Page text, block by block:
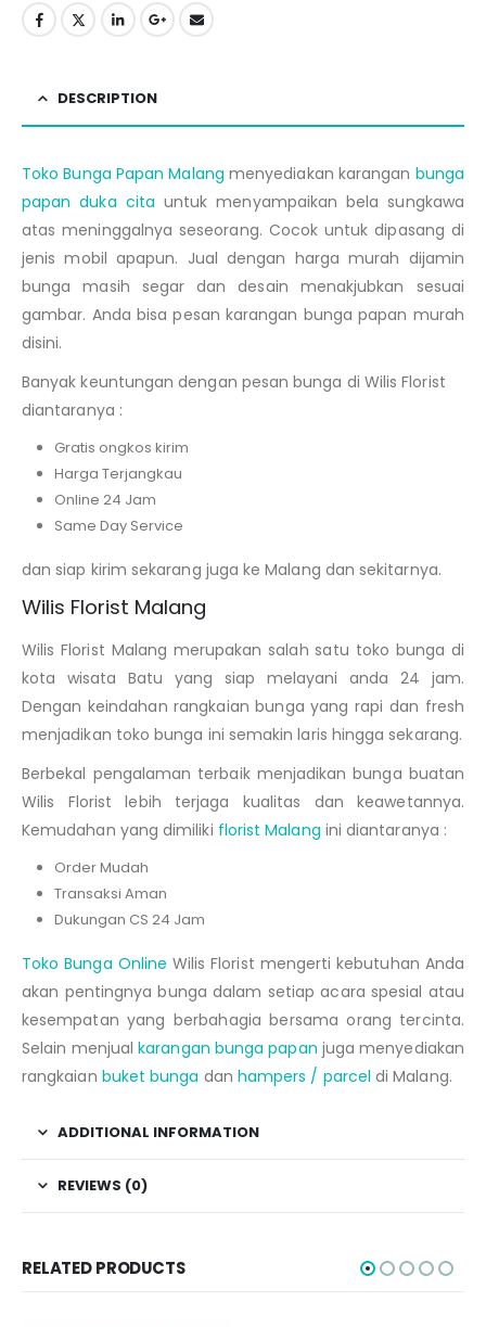
DESCRIPTION
Toko Bunga Papan Malang menyediakan karangan bunga
papan duka cita untukmenyampaikan bela sungkawa
atas meninggalnya seseorang. Cocok untuk dipasang di
jenis mobil apapun. Jual dengan harga murah dijamin
bunga masih segar dan desain menakjubkan sesuai
gambar. Anda bisa pesan karangan bunga papan murah
disini.
Banyak keuntungan dengan pesan bunga di Wilis Florist
diantaranya :
Gratis ongkos kirim
Harga Terjangkau
Online 24 Jam
Same Day Service
dan siap kirim sekarang juga ke Malang dan sekitarnya.
Wilis Florist Malang
Wilis Florist Malang merupakan salah satu toko bunga di
kota wisata Batu yang siap melayani anda 24 jam.
Dengan keindahan rangkaian bunga yang rapi dan fresh
menjadikan toko bunga ini semakin laris hingga sekarang.
Berbekal pengalaman terbaik menjadikan bunga buatan
Wilis Florist lebih terjaga kualitas dan keawetannya.
Kemudahan yang dimiliki florist Malang ini diantaranya :
Order Mudah
Transaksi Aman
Dukungan CS 24 Jam
Toko Bunga Online Wilis Florist mengerti kebutuhan Anda
akan pentingnya bunga dalam setiap acara spesial atau
kesempatan yang berbahagia bersama orang tercinta.
Selain menjualkarangan bunga papan juga menyediakan
rangkaian buket bunga dan hampers / parcel di Malang.
ADDITIONAL INFORMATION
REVIEWS (0)
RELATED PRODUCTS